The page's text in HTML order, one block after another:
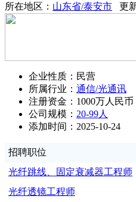
所在地区： 山东省/泰安市 更
企业性质：民营
所属行业： 通信/光通讯
注册资金：1000万人民币
公司规模： 20-99人
添加时间：2025-10-24
招聘职位
光纤跳线、固定衰减器工程师
光纤透镜工程师